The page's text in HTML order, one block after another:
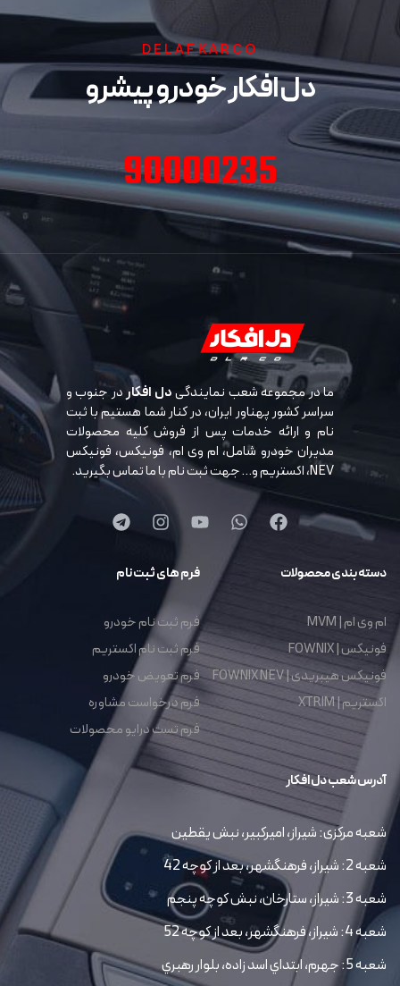
DELAFKARCO
دل افکار خودرو پیشرو
90000235
ما در مجموعه شعب نمایندگیدل افکاردر جنوب و
سراسر کشور پهناور ایران، در کنار شما هستیم با ثبت
نام و ارائه خدمات پس از فروش کلیه محصولات
مدیران خودرو شامل، ام وی ام، فونیکس، فونیکس
NEV، اکستریم و… جهت ثبت نام با ما تماس بگیرید.
دسته بندی محصولات
ام وی ام | MVM
فونیکس | FOWNIX
فونیکس هیبریدی | FOWNIX NEV
اکستریم | XTRIM
فرم های ثبت نام
فرم ثبت نام خودرو
فرم ثبت نام اکستریم
فرم تعویض خودرو
فرم درخواست مشاوره
فرم تست درایو محصولات
آدرس شعب دل افکار
شعبه مرکزی: شیراز، امیرکبیر، نبش یقطین
شعبه 2: شیراز، فرهنگشهر، بعد از کوچه 42
شعبه 3: شیراز، ستارخان، نبش کوچه پنجم
شعبه 4: شیراز، فرهنگشهر، بعد از کوچه 52
شعبه 5: جهرم، ابتداي اسد زاده، بلوار رهبري